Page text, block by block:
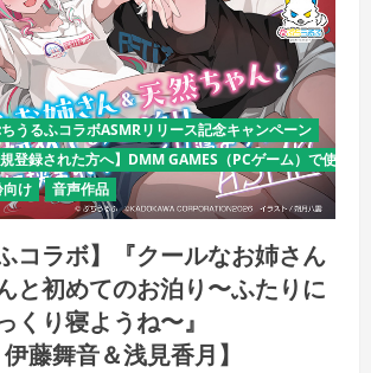
ちうるふコラボASMRリリース記念キャンペーン
規登録された方へ】DMM GAMES（PCゲーム）で使え
向け 音声作品
コラボ】『クールなお姉さん
と初めてのお泊り〜ふたりに
くり寝ようね〜』
伊藤舞音＆浅見香月】